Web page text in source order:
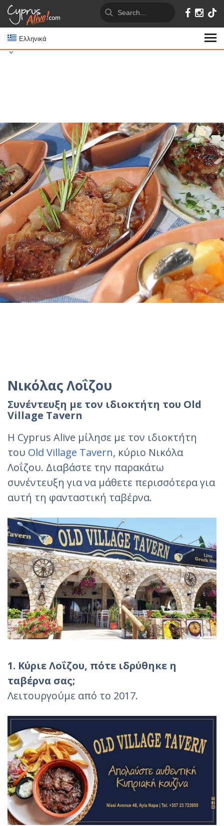
Ελληνικά
Νικόλας Λοΐζου
Συνέντευξη με τον ιδιοκτήτη του Old
Village Tavern
Η Cyprus Alive μίλησε με τον ιδιοκτήτη
του Old Village Tavern, κύριο Νικόλα
Λοΐζου. Διαβάστε την παρακάτω
συνέντευξη για να μάθετε περισσότερα για
αυτή τη φανταστική ταβέρνα.
1. Κύριε Λοΐζου, πότε ιδρύθηκε η
ταβέρνα σας;
Λειτουργούμε από το 2017.